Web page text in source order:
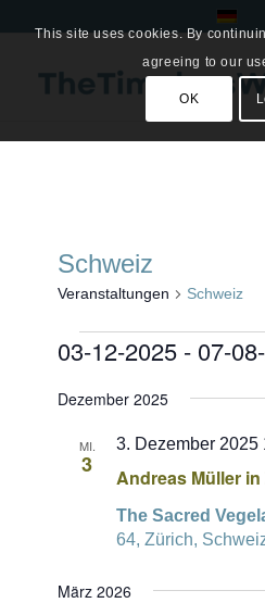
Schweiz
Veranstaltungen Schweiz
03-12-2025 - 07-
wählen.
Dezember 2025
MI.
3 Andreas Müller
3. Dezember 2025
The Sacred
64, Zürich,
März 2026
This site uses cookies. By
agreeing to our
OK